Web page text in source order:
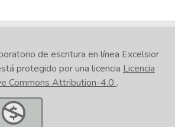
de escritura en línea Excelsior
protegido por una licencia Licencia
Commons Attribution-4.0 .